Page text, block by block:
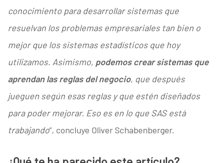
conocimiento para desarrollar sistemas que
resuelvan los problemas empresariales tan bien o
mejor que los sistemas estadísticos que hoy
utilizamos. Asimismo, podemos crear sistemas que
aprendan las reglas del negocio, que después
jueguen según esas reglas y que estén diseñados
para poder mejorar. Eso es en lo que SAS está
trabajando”, concluye Oliver Schabenberger.